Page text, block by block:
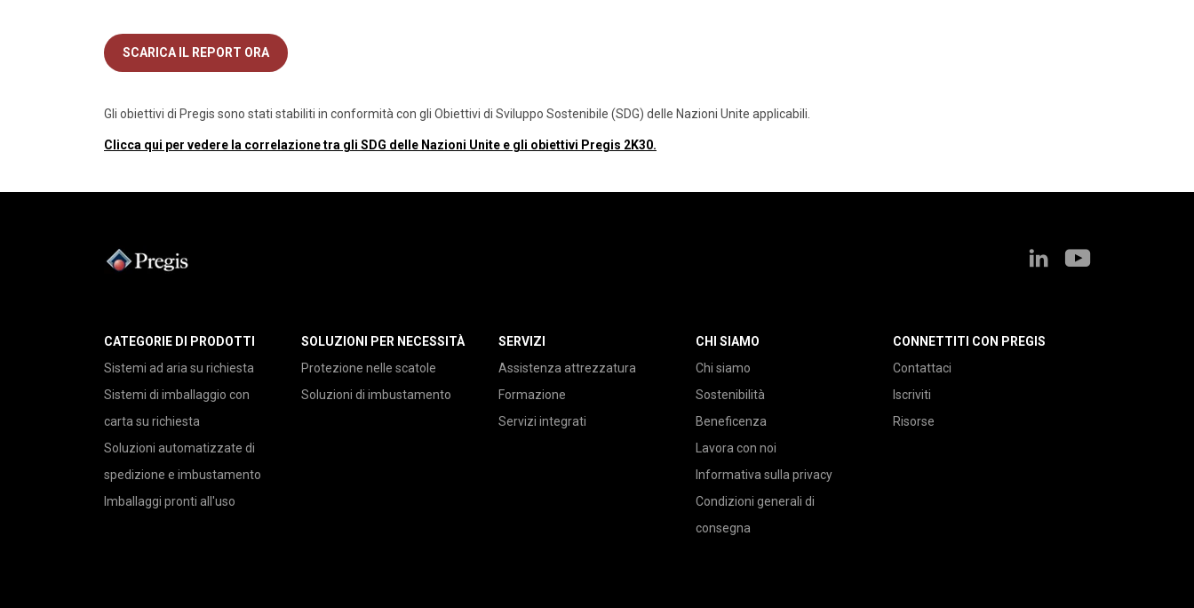
SCARICA IL REPORT ORA
Gli obiettivi di Pregis sono stati stabiliti in conformità con gli Obiettivi di Sviluppo Sostenibile (SDG) delle Nazioni Unite applicabili.
Clicca qui per vedere la correlazione tra gli SDG delle Nazioni Unite e gli obiettivi Pregis 2K30.
CATEGORIE DI PRODOTTI
Sistemi ad aria su richiesta
Sistemi di imballaggio con
carta su richiesta
Soluzioni automatizzate di
spedizione e imbustamento
Imballaggi pronti all'uso
SOLUZIONI PER NECESSITÀ
Protezione nelle scatole
Soluzioni di imbustamento
SERVIZI
Assistenza attrezzatura
Formazione
Servizi integrati
CHI SIAMO
Chi siamo
Sostenibilità
Beneficenza
Lavora con noi
Informativa sulla privacy
Condizioni generali di
consegna
CONNETTITI CON PREGIS
Contattaci
Iscriviti
Risorse